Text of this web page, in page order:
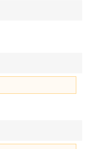
場合、下記「個
登録がなされな
事由がない限